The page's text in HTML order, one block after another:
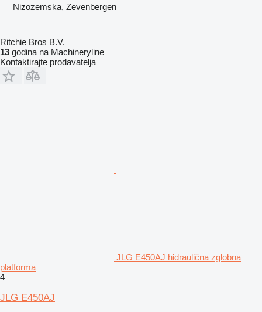
Nizozemska, Zevenbergen
Ritchie Bros B.V.
13 godina na Machineryline
Kontaktirajte prodavatelja
JLG E450AJ hidraulična zglobna
platforma
4
JLG E450AJ